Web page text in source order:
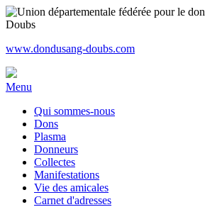
www.dondusang-doubs.com
Menu
Qui sommes-nous
Dons
Plasma
Donneurs
Collectes
Manifestations
Vie des amicales
Carnet d'adresses